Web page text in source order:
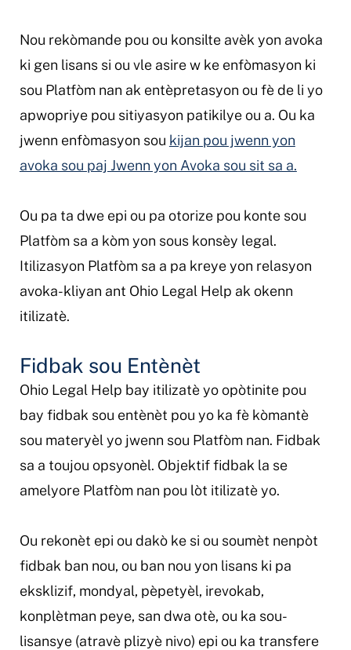
Nou rekòmande pou ou konsilte avèk yon avoka
ki gen lisans si ou vle asire w ke enfòmasyon ki
sou Platfòm nan ak entèpretasyon ou fè de li yo
apwopriye pou sitiyasyon patikilye ou a. Ou ka
jwenn enfòmasyon sou kijan pou jwenn yon
avoka sou paj Jwenn yon Avoka sou sit sa a.
Ou pa ta dwe epi ou pa otorize pou konte sou
Platfòm sa a kòm yon sous konsèy legal.
Itilizasyon Platfòm sa a pa kreye yon relasyon
avoka-kliyan ant Ohio Legal Help ak okenn
itilizatè.
Fidbak sou Entènèt
Ohio Legal Help bay itilizatè yo opòtinite pou
bay fidbak sou entènèt pou yo ka fè kòmantè
sou materyèl yo jwenn sou Platfòm nan. Fidbak
sa a toujou opsyonèl. Objektif fidbak la se
amelyore Platfòm nan pou lòt itilizatè yo.
Ou rekonèt epi ou dakò ke si ou soumèt nenpòt
fidbak ban nou, ou ban nou yon lisans ki pa
eksklizif, mondyal, pèpetyèl, irevokab,
konplètman peye, san dwa otè, ou ka sou-
lisansye (atravè plizyè nivo) epi ou ka transfere